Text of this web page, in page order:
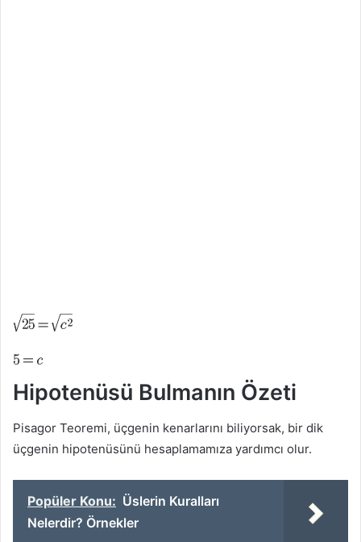
Hipotenüsü Bulmanın Özeti
Pisagor Teoremi, üçgenin kenarlarını biliyorsak, bir dik
üçgenin hipotenüsünü hesaplamamıza yardımcı olur.
Popüler Konu: Üslerin Kuralları
Nelerdir? Örnekler